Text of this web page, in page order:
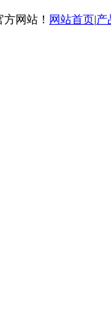
网站！ 网站首页|产